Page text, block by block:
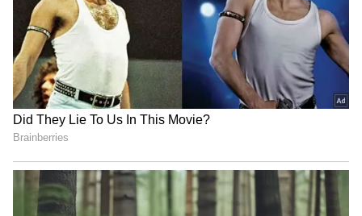
நாக்பூர் மற்றும் கொல்கத்தா ஆகியவை
புனேவிலிருந்து கிழக்கு நோக்கிச் செல்லும்
மூன்றாவது வழித்தடத்தில் இருக்கும்.